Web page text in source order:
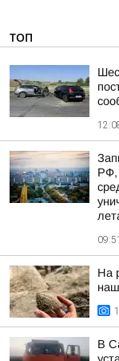
ТОП
РФ,
09:51
На
В